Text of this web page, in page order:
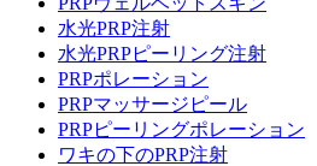
水光PRP注射
水光PRPピーリング注射
PRPポレーション
PRPマッサージピール
PRPピーリングポレーション
ワキの下のPRP注射